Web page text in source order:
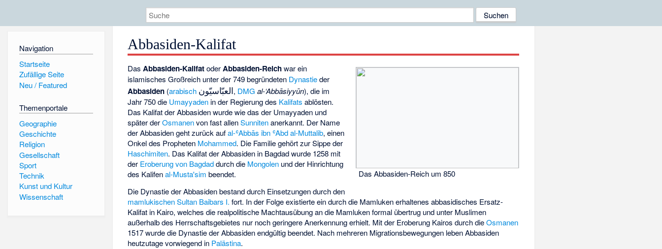
Navigation
Startseite
Zufällige Seite
Neu / Featured
Themenportale
Geographie
Geschichte
Religion
Gesellschaft
Sport
Technik
Kunst und Kultur
Wissenschaft
Abbasiden-Kalifat
Das Abbasiden-Reich um 850
DasAbbasiden-KalifatoderAbbasiden-Reichwar ein
islamisches Großreich unter der 749 begründeten Dynastieder
Abbasiden (arabisch العبّاسيّون, DMG al-‘Abbāsiyyūn), die im
Jahr 750 die Umayyaden in der Regierung des Kalifats ablösten.
Das Kalifat der Abbasiden wurde wie das der Umayyaden und
später derOsmanenvon fast allenSunnitenanerkannt. Der Name
der Abbasiden geht zurück aufal-ʿAbbās ibn ʿAbd al-Muttalib, einen
Onkel des Propheten Mohammed. Die Familie gehört zur Sippe der
Haschimiten. Das Kalifat der Abbasiden in Bagdad wurde 1258 mit
der Eroberung von Bagdaddurch die Mongolen und der Hinrichtung
des Kalifenal-Musta'sim beendet.
Die Dynastie der Abbasiden bestand durch Einsetzungen durch den
mamlukischen Sultan Baibars I. fort. In der Folge existierte ein durch die Mamluken erhaltenes abbasidisches Ersatz-
Kalifat in Kairo, welches die realpolitische Machtausübung an die Mamluken formal übertrug und unter Muslimen
außerhalb des Herrschaftsgebietes nur noch geringere Anerkennung erhielt. Mit der Eroberung Kairos durch dieOsmanen
1517 wurde die Dynastie der Abbasiden endgültig beendet. Nach mehreren Migrationsbewegungen leben Abbasiden
heutzutage vorwiegend in Palästina.